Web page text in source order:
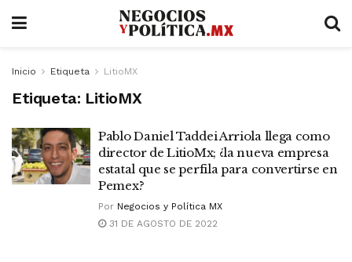
Inicio Etiqueta LitioMX
Etiqueta: LitioMX
Pablo Daniel Taddei Arriola llega como
director de LitioMx; ¿la nueva empresa
estatal que se perfila para convertirse en
Pemex?
Por Negocios y Política MX
31 DE AGOSTO DE 2022